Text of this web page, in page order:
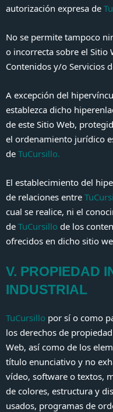
autorización expresa de
No se permite tampoco
o incorrecta sobre el Sitio
Contenidos y/o Servicios
A excepción del
establezca dicho
de este Sitio Web,
el ordenamiento jurídico
de TuCursillo.
El establecimiento del
de relaciones entre
cual se realice, ni el
de TuCursillo de los
ofrecidos en dicho sitio
V. PROPIEDAD
INDUSTRIAL
TuCursillo por sí o como
los derechos de
Web, así como de los
título enunciativo y no
vídeo, software o textos,
de colores, estructura y
usados, programas de